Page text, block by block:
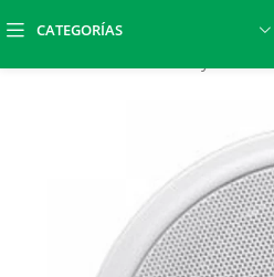
CATEGORÍAS